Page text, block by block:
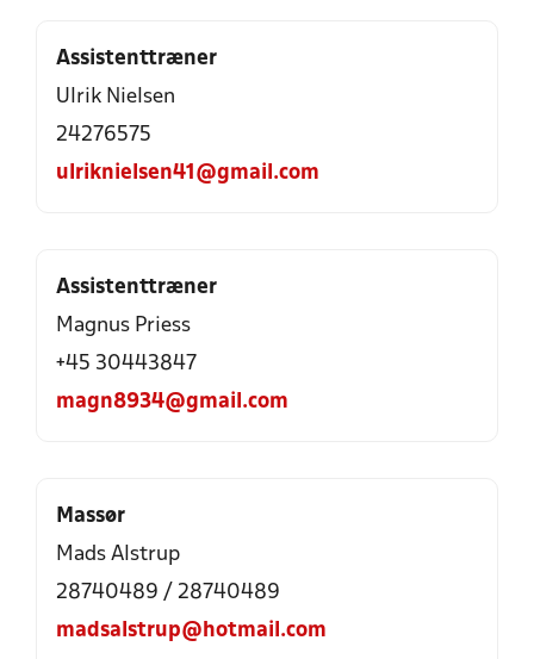
Assistenttræner
Ulrik Nielsen
24276575
ulriknielsen41@gmail.com
Assistenttræner
Magnus Priess
+45 30443847
magn8934@gmail.com
Massør
Mads Alstrup
28740489 / 28740489
madsalstrup@hotmail.com